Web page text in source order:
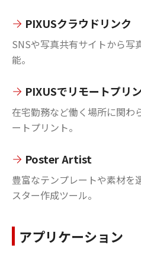
PIXUSクラウドリンク
SNSや写真共有サイトから写
能。
PIXUSでリモートプリ
在宅勤務など働く場所に関わ
ートプリント。
Poster Artist
豊富なテンプレートや素材を
スター作成ツール。
アプリケーション